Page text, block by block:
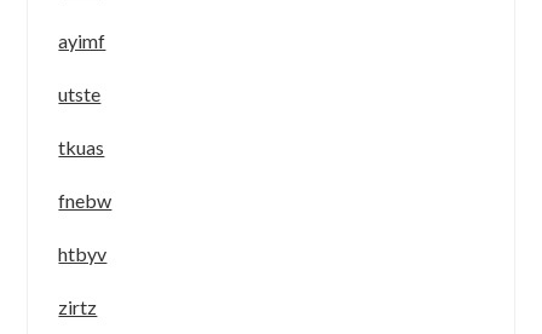
ayimf
utste
tkuas
fnebw
htbyv
zirtz